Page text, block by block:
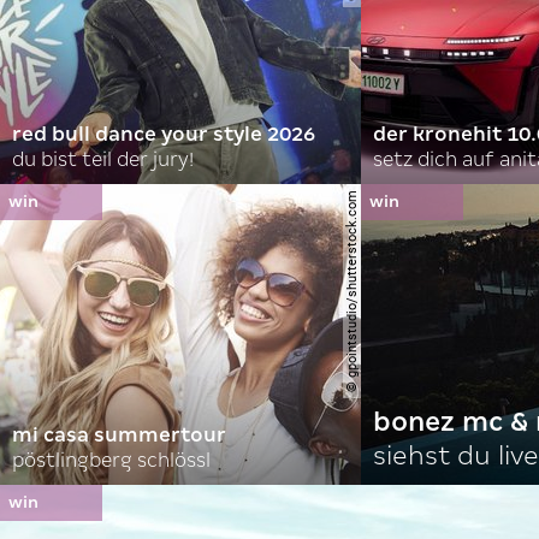
red bull dance your style 2026
du bist teil der jury!
der kronehit
setz dich auf
© gpointstudio/shutterstock.com
mi casa summertour
pöstlingberg schlössl
bonez mc
siehst du